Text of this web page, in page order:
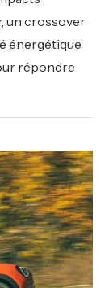
un crossover
énergétique
répondre